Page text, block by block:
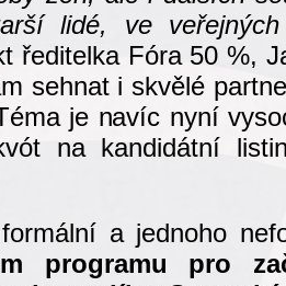
lidé, ve veřejných
ředitelka Fóra 50 %,
sehnat i skvělé
je navíc nyní
na kandidátní
a jednoho
programu pro